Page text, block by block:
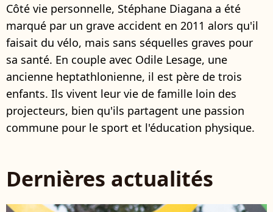
Côté vie personnelle, Stéphane Diagana a été
marqué par un grave accident en 2011 alors qu'il
faisait du vélo, mais sans séquelles graves pour
sa santé. En couple avec Odile Lesage, une
ancienne heptathlonienne, il est père de trois
enfants. Ils vivent leur vie de famille loin des
projecteurs, bien qu'ils partagent une passion
commune pour le sport et l'éducation physique.
Dernières actualités